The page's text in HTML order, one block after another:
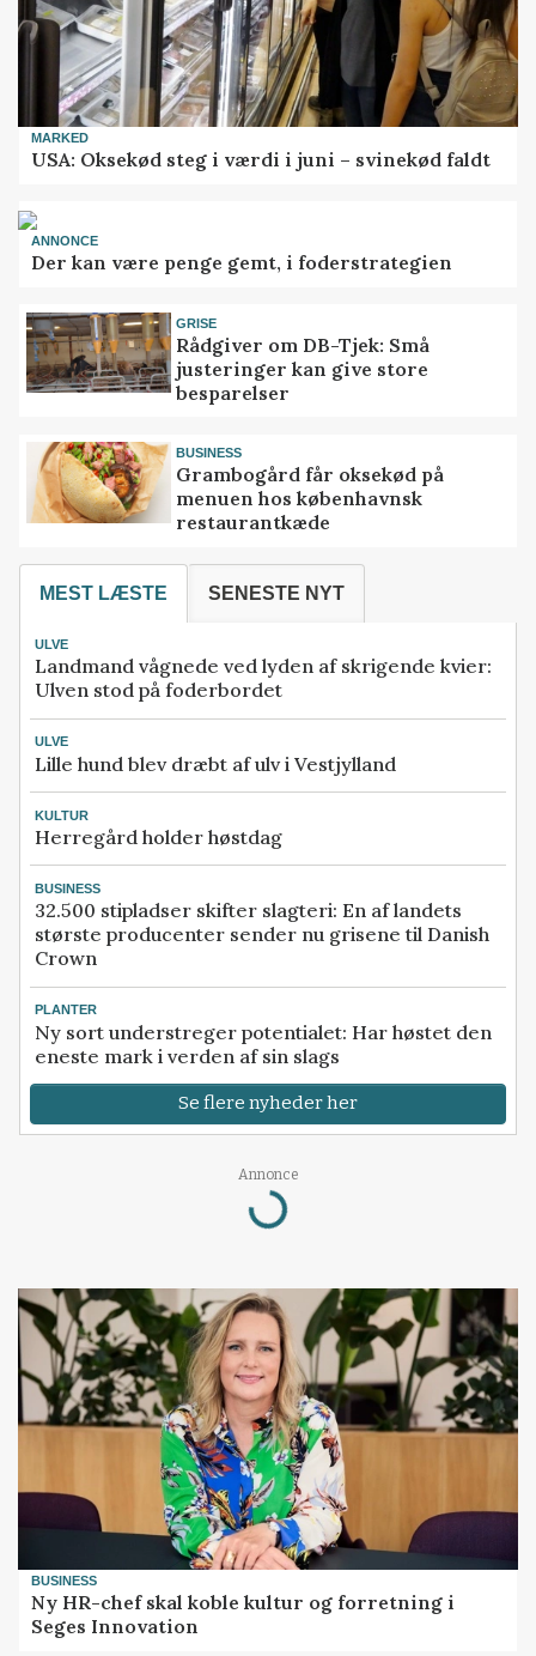
MARKED
USA: Oksekød steg i værdi i juni – svinekød faldt
ANNONCE
Der kan være penge gemt, i foderstrategien
GRISE
Rådgiver om DB-Tjek: Små
justeringer kan give store
besparelser
BUSINESS
Grambogård får oksekød på
menuen hos københavnsk
restaurantkæde
MEST LÆSTE SENESTE NYT
ULVE
Landmand vågnede ved lyden af skrigende kvier:
Ulven stod på foderbordet
ULVE
Lille hund blev dræbt af ulv i Vestjylland
KULTUR
Herregård holder høstdag
BUSINESS
32.500 stipladser skifter slagteri: En af landets
største producenter sender nu grisene til Danish
Crown
PLANTER
Ny sort understreger potentialet: Har høstet den
eneste mark i verden af sin slags
Se flere nyheder her
Annonce
Loading...
BUSINESS
Ny HR-chef skal koble kultur og forretning i
Seges Innovation